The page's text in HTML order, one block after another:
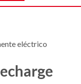
eléctrico